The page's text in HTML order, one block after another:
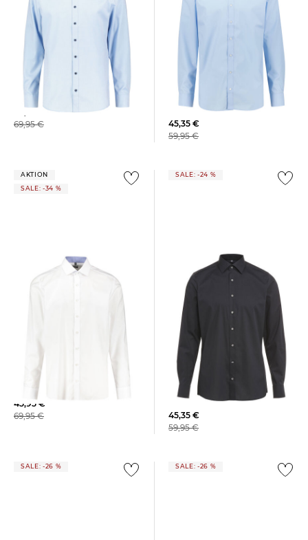
OLYMP Level Five | Herren
Hemd Body Fit Langarm
69,95 €
OLYMP Level Five | Herren
Businesshemd LEVEL FIVE
Body Fit Langarm
45,35 €
59,95 €
AKTION
SALE: -34 %
OLYMP Level Five | Herren
Hemd Body Fit Langarm
45,95 €
69,95 €
SALE: -24 %
OLYMP Level Five | Herren
Businesshemd LEVEL FIVE
Body Fit Langarm
45,35 €
59,95 €
SALE: -26 % SALE: -26 %